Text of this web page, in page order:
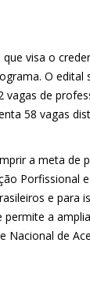
visa o
O edital
vagas de
58 vagas
a meta de
Porfissional
e para
a
Nacional de